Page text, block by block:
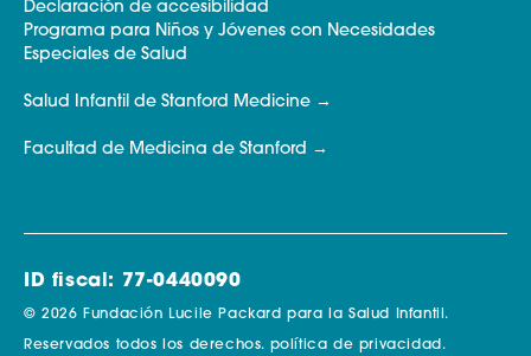
Declaración de accesibilidad
Programa para Niños y Jóvenes con Necesidades
Especiales de Salud
Salud Infantil de Stanford Medicine
Facultad de Medicina de Stanford
ID fiscal: 77-0440090
© 2026 Fundación Lucile Packard para la Salud Infantil.
Reservados todos los derechos. política de privacidad.